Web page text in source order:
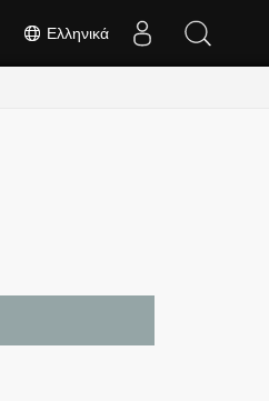
Ελληνικά